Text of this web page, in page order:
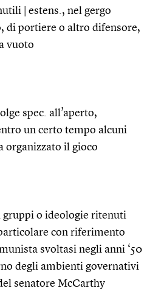
| estens., nel gergo
di portiere o altro difensore,
vuoto
spec. all’aperto,
un certo tempo alcuni
organizzato il gioco
gruppi o ideologie ritenuti
con riferimento
svoltasi negli anni ‘50
degli ambienti governativi
senatore McCarthy